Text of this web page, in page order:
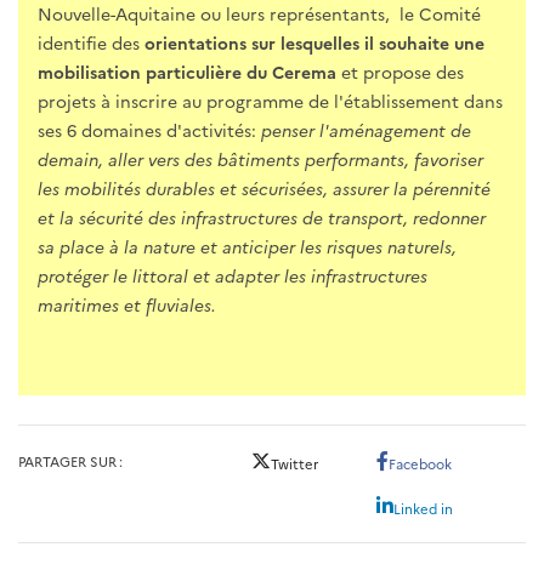
Nouvelle-Aquitaine ou leurs représentants, le Comité
identifie des orientations sur lesquelles il souhaite une
mobilisation particulière du Cerema et propose des
projets à inscrire au programme de l'établissement dans
ses 6 domaines d'activités: penser l'aménagement de
demain, aller vers des bâtiments performants, favoriser
les mobilités durables et sécurisées, assurer la pérennité
et la sécurité des infrastructures de transport, redonner
sa place à la nature et anticiper les risques naturels,
protéger le littoral et adapter les infrastructures
maritimes et fluviales.
PARTAGER SUR Twitter Facebook
Linked in